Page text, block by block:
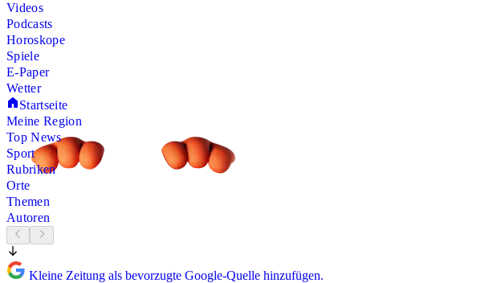
Videos
Podcasts
Horoskope
Spiele
E-Paper
Wetter
Startseite
Meine Region
Top News
Sport
Rubriken
Orte
Themen
Autoren
Kleine Zeitung als bevorzugte Google-Quelle hinzufügen.